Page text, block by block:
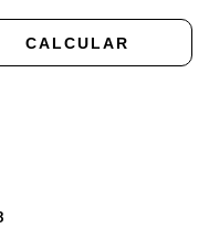
CALCULAR